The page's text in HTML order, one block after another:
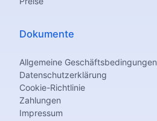
Dokumente
Allgemeine Geschäftsbedingungen
Datenschutzerklärung
Cookie-Richtlinie
Zahlungen
Impressum